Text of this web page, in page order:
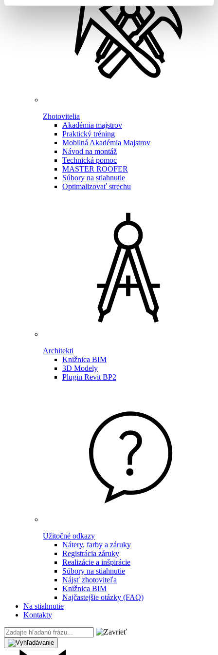
Zhotovitelia
Akadémia majstrov
Praktický tréning
Mobilná Akadémia Majstrov
Návod na montáž
Technická pomoc
MASTER ROOFER
Súbory na stiahnutie
Optimalizovať strechu
Architekti
Knižnica BIM
3D Modely
Plugin Revit BP2
Užitočné odkazy
Nátery, farby a záruky
Registrácia záruky
Realizácie a inšpirácie
Súbory na stiahnutie
Nájsť zhotoviteľa
Knižnica BIM
Najčastejšie otázky (FAQ)
Na stiahnutie
Kontakty